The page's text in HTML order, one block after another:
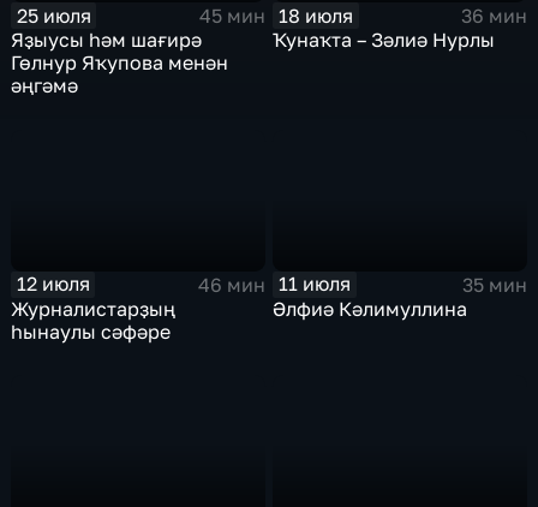
25 июля
45 мин
Яҙыусы һәм шағирә
Гөлнур Яҡупова менән
әңгәмә
18 июля
36 мин
Ҡунаҡта – Зәлиә Нурлы
12 июля
46 мин
Журналистарҙың
һынаулы сәфәре
11 июля
35 мин
Әлфиә Кәлимуллина